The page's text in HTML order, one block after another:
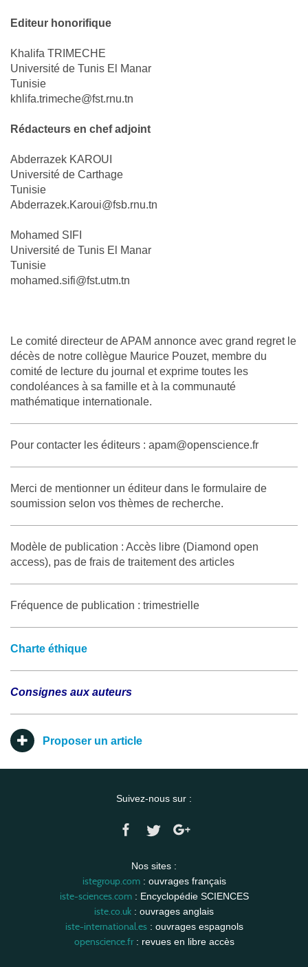
Editeur honorifique
Khalifa TRIMECHE
Université de Tunis El Manar
Tunisie
khlifa.trimeche@fst.rnu.tn
Rédacteurs en chef adjoint
Abderrazek KAROUI
Université de Carthage
Tunisie
Abderrazek.Karoui@fsb.rnu.tn
Mohamed SIFI
Université de Tunis El Manar
Tunisie
mohamed.sifi@fst.utm.tn
Le comité directeur de APAM annonce avec grand regret le
décès de notre collègue Maurice Pouzet, membre du
comité de lecture du journal et exprime toutes les
condoléances à sa famille et à la communauté
mathématique internationale.
Pour contacter les éditeurs : apam@openscience.fr
Merci de mentionner un éditeur dans le formulaire de
soumission selon vos thèmes de recherche.
Modèle de publication : Accès libre (Diamond open
access), pas de frais de traitement des articles
Fréquence de publication : trimestrielle
Charte éthique
Consignes aux auteurs
Proposer un article
Suivez-nous sur :
Nos sites :
istegroup.com: ouvrages français
iste-sciences.com: Encyclopédie SCIENCES
iste.co.uk : ouvrages anglais
iste-international.es: ouvrages espagnols
openscience.fr: revues en libre accès